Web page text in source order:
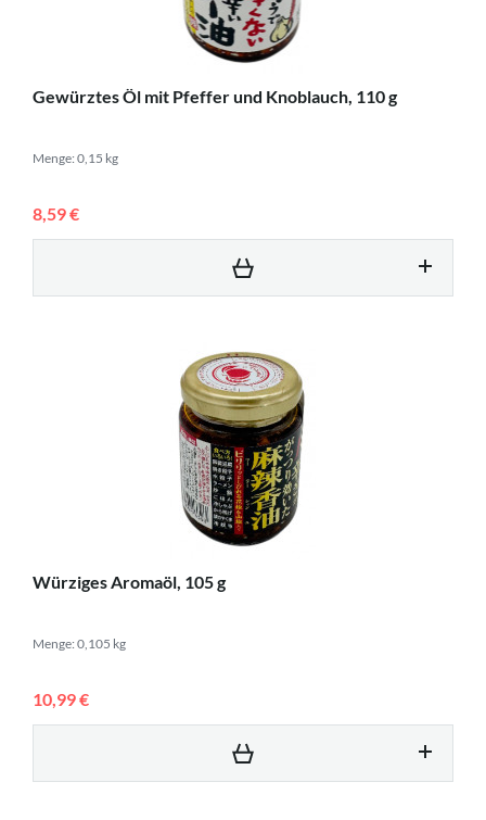
Gewürztes Öl mit Pfeffer und Knoblauch, 110 g
Menge: 0,15 kg
8,59 €
Würziges Aromaöl, 105 g
Menge: 0,105 kg
10,99 €